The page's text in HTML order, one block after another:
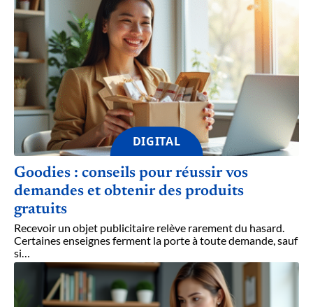
DIGITAL
Goodies : conseils pour réussir vos
demandes et obtenir des produits
gratuits
Recevoir un objet publicitaire relève rarement du hasard.
Certaines enseignes ferment la porte à toute demande, sauf
si…